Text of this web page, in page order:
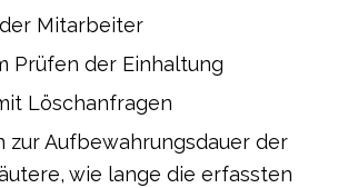
Mitarbeiter
Prüfen der Einhaltung
Löschanfragen
zur Aufbewahrungsdauer der
wie lange die erfassten